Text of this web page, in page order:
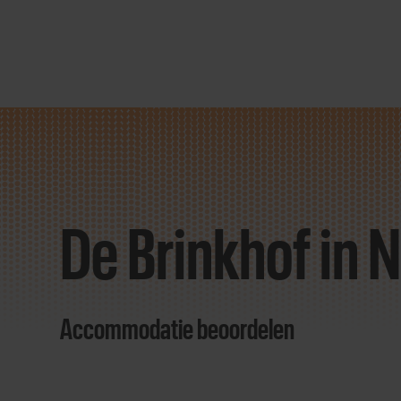
Direct
door
contentDe Brinkhof in
Accommodatie beoordelen